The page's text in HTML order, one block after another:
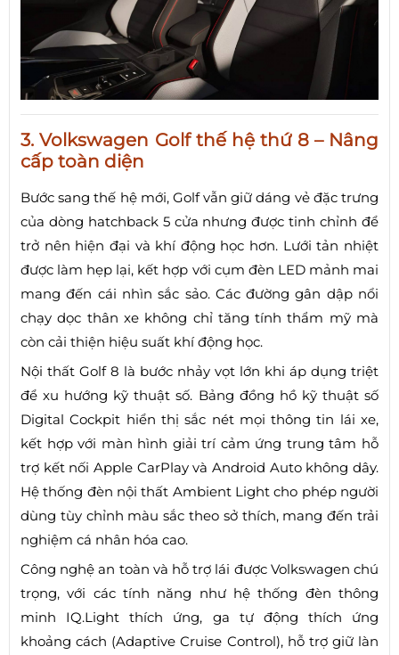
3. Volkswagen Golf thế hệ thứ 8 – Nâng
cấp toàn diện
Bước sang thế hệ mới, Golf vẫn giữ dáng vẻ đặc trưng
của dòng hatchback 5 cửa nhưng được tinh chỉnh để
trở nên hiện đại và khí động học hơn. Lưới tản nhiệt
được làm hẹp lại, kết hợp với cụm đèn LED mảnh mai
mang đến cái nhìn sắc sảo. Các đường gân dập nổi
chạy dọc thân xe không chỉ tăng tính thẩm mỹ mà
còn cải thiện hiệu suất khí động học.
Nội thất Golf 8 là bước nhảy vọt lớn khi áp dụng triệt
để xu hướng kỹ thuật số. Bảng đồng hồ kỹ thuật số
Digital Cockpit hiển thị sắc nét mọi thông tin lái xe,
kết hợp với màn hình giải trí cảm ứng trung tâm hỗ
trợ kết nối Apple CarPlay và Android Auto không dây.
Hệ thống đèn nội thất Ambient Light cho phép người
dùng tùy chỉnh màu sắc theo sở thích, mang đến trải
nghiệm cá nhân hóa cao.
Công nghệ an toàn và hỗ trợ lái được Volkswagen chú
trọng, với các tính năng như hệ thống đèn thông
minh IQ.Light thích ứng, ga tự động thích ứng
khoảng cách (Adaptive Cruise Control), hỗ trợ giữ làn